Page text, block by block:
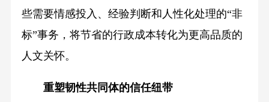
些需要情感投入、经验判断和人性化处理的“非
标”事务，将节省的行政成本转化为更高品质的
人文关怀。
重塑韧性共同体的信任纽带